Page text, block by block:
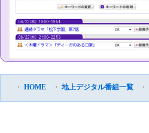
・ HOME ・ 地上デジタル番組一覧 ・